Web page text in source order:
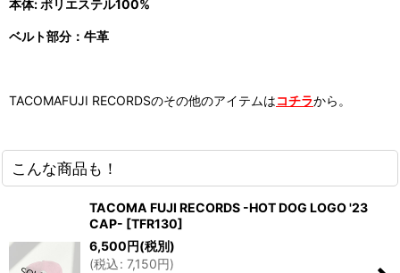
本体: ポリエステル100%
ベルト部分：牛革
TACOMAFUJI RECORDSのその他のアイテムはコチラから。
こんな商品も！
TACOMA FUJI RECORDS -HOT DOG LOGO '23
CAP- [TFR130]
6,500円(税別)
(税込: 7,150円)